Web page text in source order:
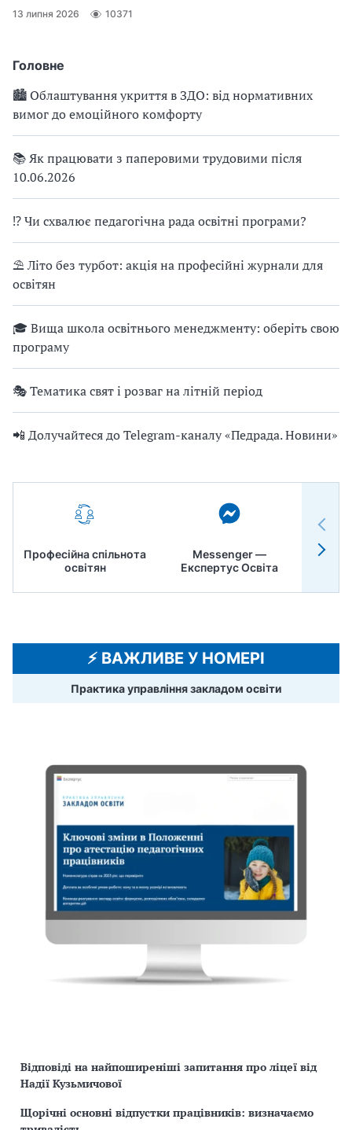
Головне
🏙 Облаштування укриття в ЗДО: від нормативних
вимог до емоційного комфорту
📚 Як працювати з паперовими трудовими після
10.06.2026
⁉ Чи схвалює педагогічна рада освітні програми?
⛱ Літо без турбот: акція на професійні журнали для
освітян
🎓 Вища школа освітнього менеджменту: оберіть свою
програму
🎭 Тематика свят і розваг на літній період
📲 Долучайтеся до Telegram-каналу «Педрада. Новини»
Професійна спільнота
освітян
Messenger —
Експертус Освіта
13 липня 2026 10371
⚡️ ВАЖЛИВЕ У НОМЕРІ
Практика управління закладом освіти
Відповіді на найпоширеніші запитання про ліцеї від
Надії Кузьмичової
Щорічні основні відпустки працівників: визначаємо